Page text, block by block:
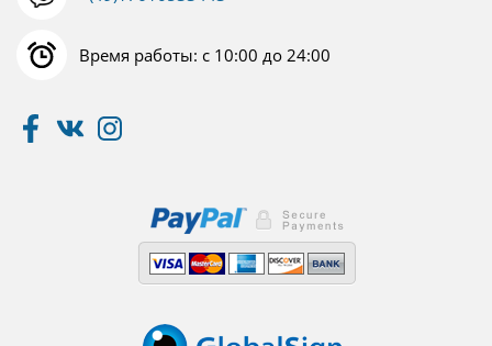
Время работы: с 10:00 до 24:00